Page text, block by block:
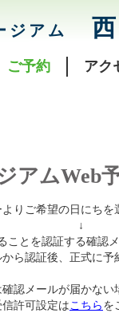
ジアム
ご予約 アク
アムWeb
りご希望の日にちを
↓
ことを認証する確認
ら認証後、正式に予
認メールが届かない
信許可設定はこちら を